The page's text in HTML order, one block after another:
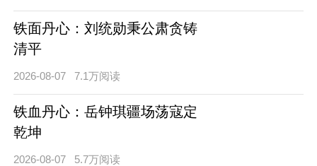
铁面丹心：刘统勋秉公肃贪铸
清平
2026-08-07 7.1万阅读
铁血丹心：岳钟琪疆场荡寇定
乾坤
2026-08-07 5.7万阅读